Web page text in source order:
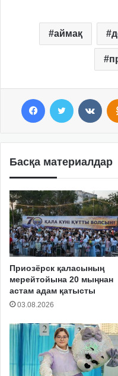
аймақ
Басқа материалдар
Приозёрск қаласының
мерейтойына 20 мыңнан
астам адам қатысты
03.08.2026